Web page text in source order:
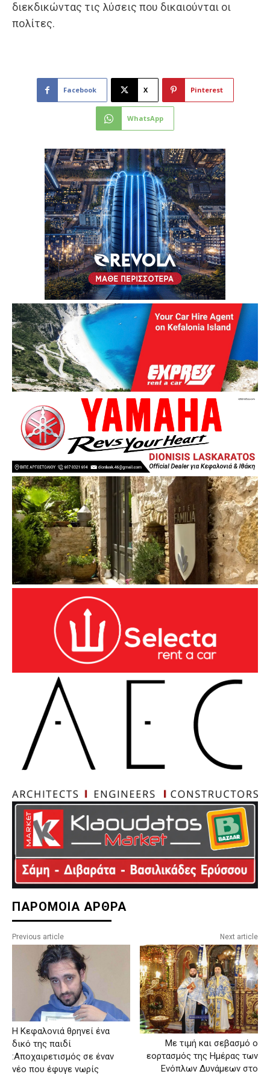
διεκδικώντας τις λύσεις που δικαιούνται οι
πολίτες.
Facebook X Pinterest
WhatsApp
ΠΑΡΟΜΟΙΑ ΑΡΘΡΑ
Previous article
Η Κεφαλονιά θρηνεί ένα
δικό της παιδί
:Αποχαιρετισμός σε έναν
νέο που έφυγε νωρίς
Next article
Με τιμή και σεβασμό ο
εορτασμός της Ημέρας των
Ενόπλων Δυνάμεων στο